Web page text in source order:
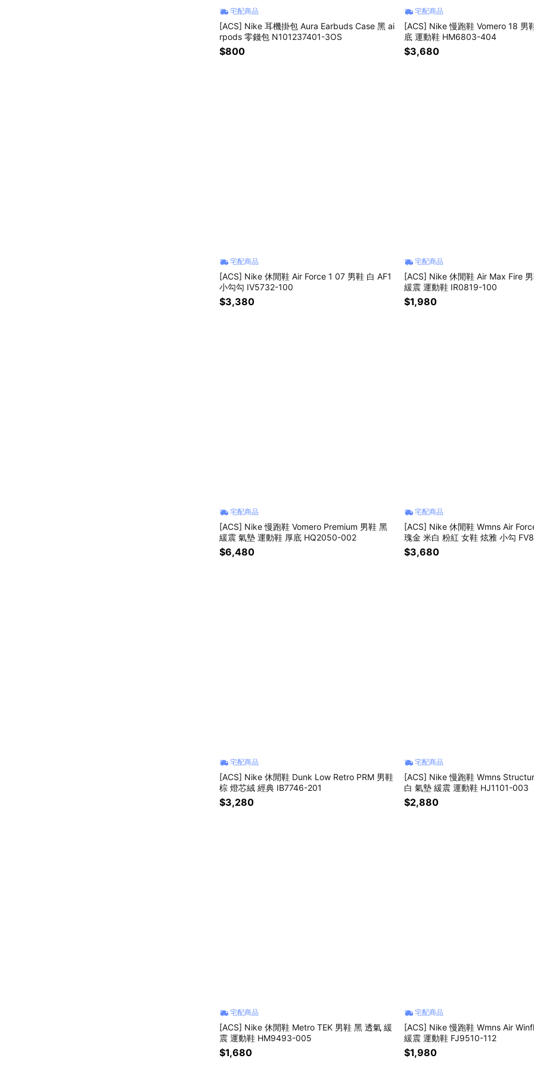
宅配商品
[ACS] Nike 耳機掛包 Aura Earbuds Case 黑 ai
rpods 零錢包 N101237401-3OS
$800
宅配商品
[ACS] Nike 慢跑鞋 Vomero 18 男
底 運動鞋 HM6803-404
$3,680
宅配商品
[ACS] Nike 休閒鞋 Air Force 1 07 男鞋 白 AF1
小勾勾 IV5732-100
$3,380
宅配商品
[ACS] Nike 休閒鞋 Air Max Fire
緩震 運動鞋 IR0819-100
$1,980
宅配商品
[ACS] Nike 慢跑鞋 Vomero Premium 男鞋 黑
緩震 氣墊 運動鞋 厚底 HQ2050-002
$6,480
宅配商品
[ACS] Nike 休閒鞋 Wmns Air
瑰金 米白 粉紅 女鞋 炫雅 小勾
$3,680
宅配商品
[ACS] Nike 休閒鞋 Dunk Low Retro PRM 男鞋
棕 燈芯絨 經典 IB7746-201
$3,280
宅配商品
[ACS] Nike 慢跑鞋 Wmns
白 氣墊 緩震 運動鞋 HJ1101-003
$2,880
宅配商品
[ACS] Nike 休閒鞋 Metro TEK 男鞋 黑 透氣 緩
震 運動鞋 HM9493-005
$1,680
宅配商品
[ACS] Nike 慢跑鞋 Wmns Air
緩震 運動鞋 FJ9510-112
$1,980